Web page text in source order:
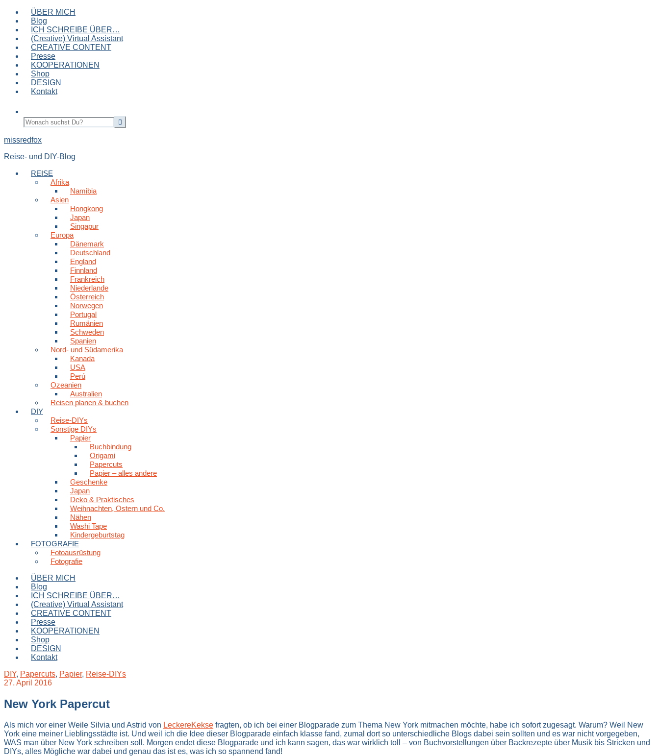
ÜBER MICH
Blog
ICH SCHREIBE ÜBER…
(Creative) Virtual Assistant
CREATIVE CONTENT
Presse
KOOPERATIONEN
Shop
DESIGN
Kontakt
missredfox
Reise- und DIY-Blog
REISE
Afrika
Namibia
Asien
Hongkong
Japan
Singapur
Europa
Dänemark
Deutschland
England
Finnland
Frankreich
Niederlande
Österreich
Norwegen
Portugal
Rumänien
Schweden
Spanien
Nord- und Südamerika
Kanada
USA
Perú
Ozeanien
Australien
Reisen planen & buchen
DIY
Reise-DIYs
Sonstige DIYs
Papier
Buchbindung
Origami
Papercuts
Papier – alles andere
Geschenke
Japan
Deko & Praktisches
Weihnachten, Ostern und Co.
Nähen
Washi Tape
Kindergeburtstag
FOTOGRAFIE
Fotoausrüstung
Fotografie
ÜBER MICH
Blog
ICH SCHREIBE ÜBER…
(Creative) Virtual Assistant
CREATIVE CONTENT
Presse
KOOPERATIONEN
Shop
DESIGN
Kontakt
DIY, Papercuts, Papier, Reise-DIYs
27. April 2016
New York Papercut
Als mich vor einer Weile Silvia und Astrid von LeckereKekse fragten, ob ich bei einer Blogparade zum Thema New York mitmachen möchte, habe ich sofort zugesagt. Warum? Weil New
York eine meiner Lieblingsstädte ist. Und weil ich die Idee dieser Blogparade einfach klasse fand, zumal dort so unterschiedliche Blogs dabei sein sollten und es war nicht vorgegeben,
WAS man über New York schreiben soll. Morgen endet diese Blogparade und ich kann sagen, das war wirklich toll – von Buchvorstellungen über Backrezepte über Musik bis Stricken und
DIYs, alles Mögliche war dabei und genau das ist es, was ich so spannend fand!